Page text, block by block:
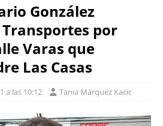
González
por
Varas que
Las Casas
a las 10:12 Tania Márquez Kacic